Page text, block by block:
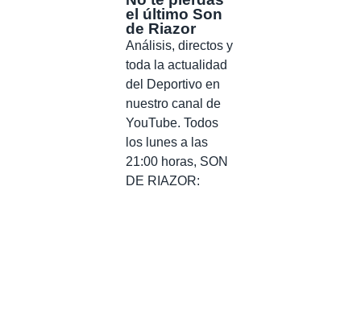
el último Son
de Riazor
Análisis, directos y
toda la actualidad
del Deportivo en
nuestro canal de
YouTube. Todos
los lunes a las
21:00 horas, SON
DE RIAZOR: